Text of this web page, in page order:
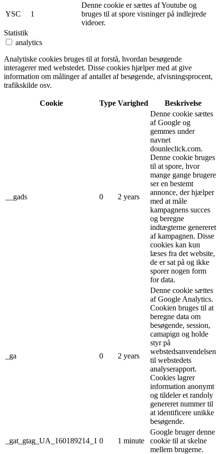
YSC 1
Denne cookie er sættes af Youtube og
bruges til at spore visninger på indlejrede
videoer.
Statistik
analytics
Analytiske cookies bruges til at forstå, hvordan besøgende
interagerer med webstedet. Disse cookies hjælper med at give
information om målinger af antallet af besøgende, afvisningsprocent,
trafikskilde osv.
Cookie Type Varighed Beskrivelse
__gads 0 2 years
Denne cookie sættes
af Google og
gemmes under
navnet
dounleclick.com.
Denne cookie bruges
til at spore, hvor
mange gange brugere
ser en bestemt
annonce, der hjælper
med at måle
kampagnens succes
og beregne
indtægterne genereret
af kampagnen. Disse
cookies kan kun
læses fra det website,
de er sat på og ikke
sporer nogen form
for data.
_ga 0 2 years
Denne cookie sættes
af Google Analytics.
Cookien bruges til at
beregne data om
besøgende, session,
camapign og holde
styr på
webstedsanvendelsen
til webstedets
analyserapport.
Cookies lagrer
information anonymt
og tildeler et randoly
genereret nummer til
at identificere unikke
besøgende.
_gat_gtag_UA_160189214_1 0 1 minute
Google bruger denne
cookie til at skelne
mellem brugerne.